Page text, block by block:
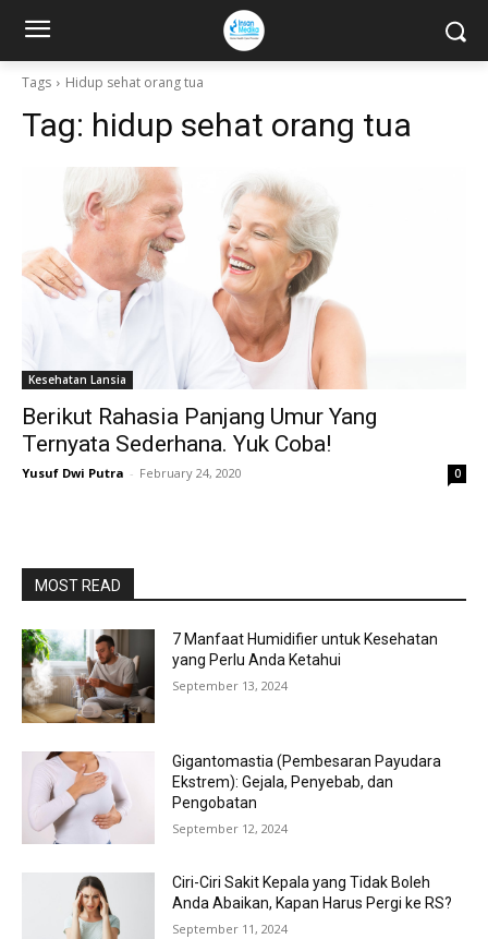
Tags Hidup sehat orang tua
Tag: hidup sehat orang tua
Kesehatan Lansia
Berikut Rahasia Panjang Umur Yang
Ternyata Sederhana. Yuk Coba!
Yusuf Dwi Putra - February 24, 2020 0
MOST READ
7 Manfaat Humidifier untuk Kesehatan
yang Perlu Anda Ketahui
September 13, 2024
Gigantomastia (Pembesaran Payudara
Ekstrem): Gejala, Penyebab, dan
Pengobatan
September 12, 2024
Ciri-Ciri Sakit Kepala yang Tidak Boleh
Anda Abaikan, Kapan Harus Pergi ke RS?
September 11, 2024